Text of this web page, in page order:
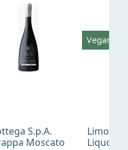
S.p.A.
Moscato
Liquore
Vegan